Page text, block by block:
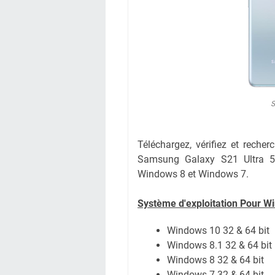
Téléchargez, vérifiez et
Samsung Galaxy S21 Ultra
Windows 8 et Windows 7.
Système d'exploitation Pour
Windows 10 32 & 64 bit
Windows 8.1 32 & 64 bit
Windows 8 32 & 64 bit